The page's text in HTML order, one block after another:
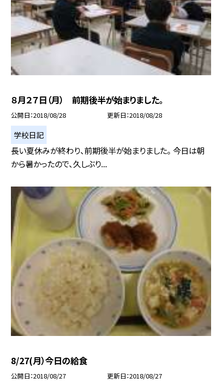
８月２７日（月） 前期後半が始まりました。
公開日 2018/08/28 更新日 2018/08/28
学校日記
長い夏休みが終わり、前期後半が始まりました。 今日は朝
から暑かったので、久しぶり...
8/27(月）今日の給食
公開日 2018/08/27 更新日 2018/08/27